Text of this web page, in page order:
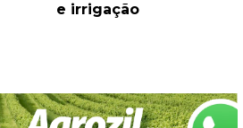
e irrigação